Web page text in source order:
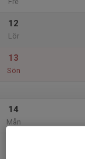
12
Lör
13
Sön
14
Mån